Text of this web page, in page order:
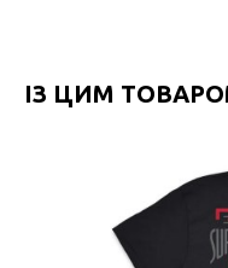
ІЗ ЦИМ